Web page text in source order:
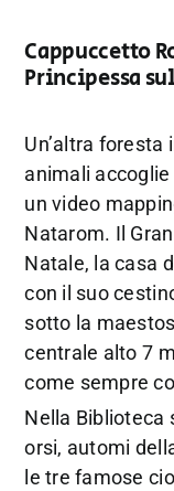
Cappuccetto
Principessa
Un’altra
animali
un video
Natarom. Il
Natale, la casa
con il suo
sotto la
centrale alto 7
come sempre
Nella Biblioteca
orsi, automi
le tre famose